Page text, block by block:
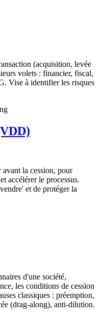
(acquisition, levée
volets : financier, fiscal,
Vise à identifier les risques
la cession, pour
accélérer le processus.
et de protéger la
d'une société,
les conditions de cession
classiques : préemption,
(drag-along), anti-dilution.